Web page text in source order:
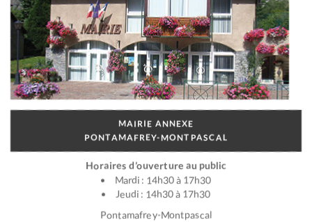
MAIRIE ANNEXE
PONTAMAFREY-MONTPASCAL
Horaires d’ouverture au public
Mardi : 14h30 à 17h30
Jeudi : 14h30 à 17h30
Pontamafrey-Montpascal